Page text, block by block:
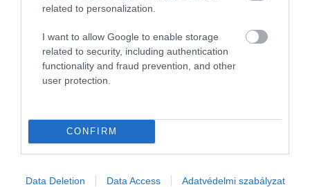
related to personalization.
I want to allow Google to enable storage
related to security, including authentication
functionality and fraud prevention, and other
user protection.
CONFIRM
Data Deletion Data Access Adatvédelmi szabályzat
Egyre többen errefelé keresnek vízparti ingatlant,
ez az ára
Ha valaki ma vízparti nyaralót szeretne vásárolni
Magyarországon, elsőként még mindig a Balaton vagy a Velencei-
egyre többen…